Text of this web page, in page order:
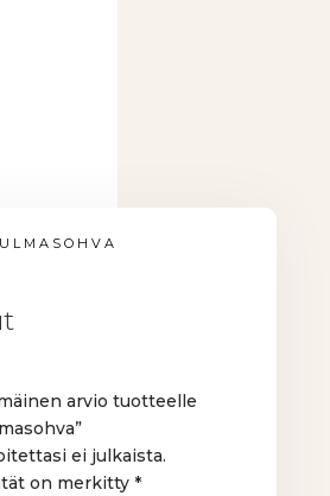
arvio tuotteelle
ei julkaista.
on merkitty*